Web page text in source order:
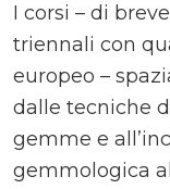
I corsi – di
triennali con
europeo –
dalle tecniche
gemme e
gemmologica